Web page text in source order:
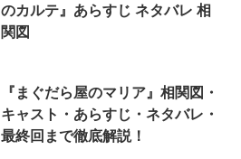
のカルテ』あらすじ ネタバレ 相
関図
『まぐだら屋のマリア』相関図・
キャスト・あらすじ・ネタバレ・
最終回まで徹底解説！